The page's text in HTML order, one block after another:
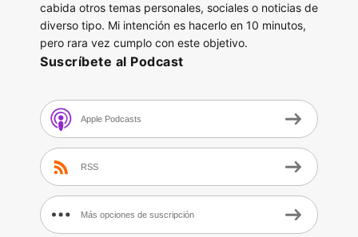
cabida otros temas personales, sociales o noticias de
diverso tipo. Mi intención es hacerlo en 10 minutos,
pero rara vez cumplo con este objetivo.
Suscríbete al Podcast
Apple Podcasts
RSS
Más opciones de suscripción